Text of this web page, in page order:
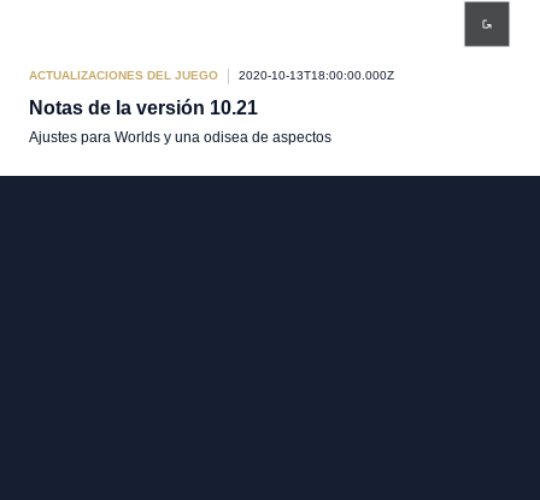
ACTUALIZACIONES DEL JUEGO 2020-10-13T18:00:00.000Z
Notas de la versión 10.21
Ajustes para Worlds y una odisea de aspectos